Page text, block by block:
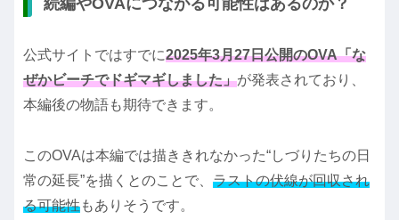
続編やOVAにつながる可能性はあるのか？
公式サイトではすでに2025年3月27日公開のOVA「な
ぜかビーチでドギマギしました」が発表されており、
本編後の物語も期待できます。
このOVAは本編では描ききれなかった“しづりたちの日
常の延長”を描くとのことで、 ラストの伏線が回収され
る可能性もありそうです。